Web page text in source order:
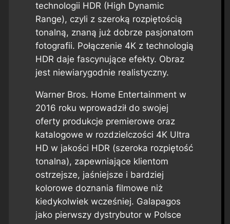
technologii HDR (High Dynamic
Range), czyli z szeroką rozpiętością
tonalną, znaną już dobrze pasjonatom
fotografii. Połączenie 4K z technologią
HDR daje fascynujące efekty. Obraz
jest niewiarygodnie realistyczny.
Warner Bros. Home Entertainment w
2016 roku wprowadził do swojej
oferty produkcje premierowe oraz
katalogowe w rozdzielczości 4K Ultra
HD w jakości HDR (szeroka rozpiętość
tonalna), zapewniające klientom
ostrzejsze, jaśniejsze i bardziej
kolorowe doznania filmowe niż
kiedykolwiek wcześniej. Galapagos
jako pierwszy dystrybutor w Polsce